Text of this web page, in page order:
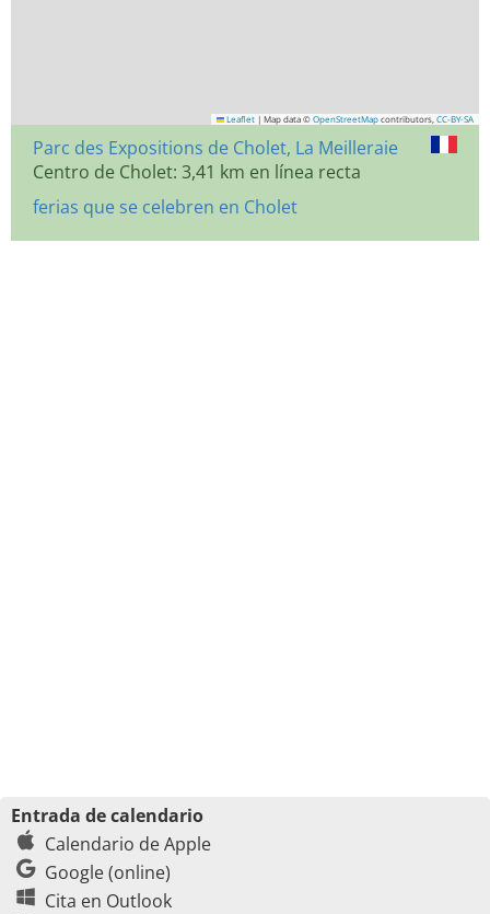
Leaflet | Map data © OpenStreetMap contributors, CC-BY-SA
Parc des Expositions de Cholet, La Meilleraie
Centro de Cholet: 3,41 km en línea recta
ferias que se celebren en Cholet
Entrada de calendario
Calendario de Apple
Google (online)
Cita en Outlook